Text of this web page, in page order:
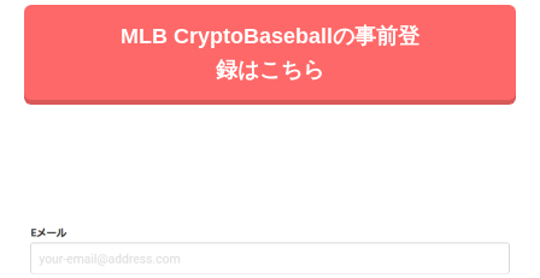
MLB CryptoBaseballの事前登
録はこちら